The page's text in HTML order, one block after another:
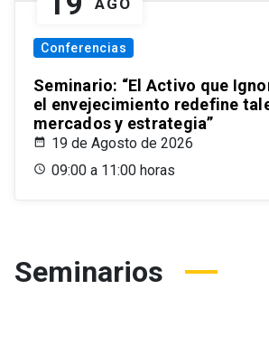
AGO
Conferencias
Seminario: “El Activo que
el envejecimiento redefine
mercados y estrategia”
19 de Agosto de 2026
09:00 a 11:00 horas
Seminarios